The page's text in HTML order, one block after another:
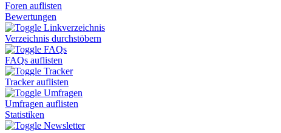
Foren auflisten
Bewertungen
Linkverzeichnis
Verzeichnis durchstöbern
FAQs
FAQs auflisten
Tracker
Tracker auflisten
Umfragen
Umfragen auflisten
Statistiken
Newsletter